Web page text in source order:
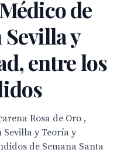
de
y
entre los
Rosa de Oro ,
Sevilla y Teoría y
de Semana Santa